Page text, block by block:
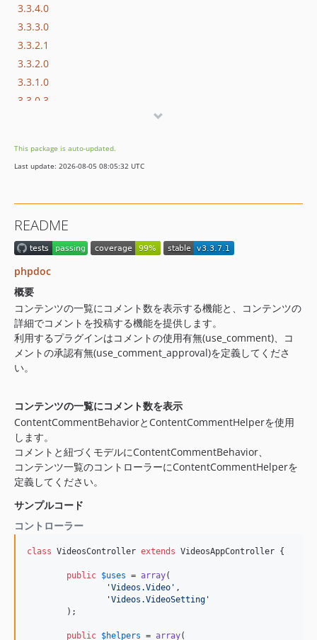
3.3.4.0
3.3.3.0
3.3.2.1
3.3.2.0
3.3.1.0
3.3.0.3
3.1.3
3.1.2
dev-fix/editProblem
dev-s-nakajima-patch-1
This package is auto-updated.
Last update: 2026-08-05 08:05:32 UTC
README
phpdoc
概要
コンテンツの一覧にコメント数を表示する機能と、コンテンツの
詳細でコメントを投稿する機能を提供します。
利用するプラグインはコメントの使用有無(use_comment)、コ
メントの承認有無(use_comment_approval)を定義してくださ
い。
コンテンツの一覧にコメント数を表示
ContentCommentBehaviorとContentCommentHelperを使用
します。
コメントと紐づくモデルにContentCommentBehavior、
コンテンツ一覧のコントローラーにContentCommentHelperを
定義してください。
サンプルコード
コントローラー
class VideosController extends VideosAppController {
public $uses = array(
'Videos.Video ' ,
'Videos.VideoSetting '
public $helpers = array(